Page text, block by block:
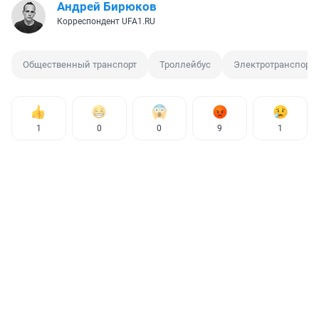
Андрей Бирюков
Корреспондент UFA1.RU
Общественный транспорт Троллейбус Электротранспорт
1 0 0 9 1